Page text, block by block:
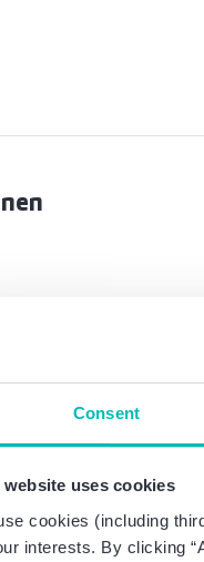
Consent
website uses cookies
cookies (including
interests. By clicking